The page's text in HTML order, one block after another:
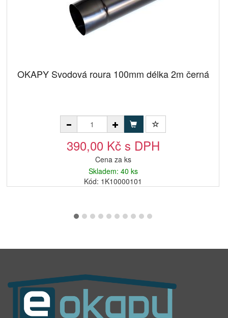
OKAPY Svodová roura 100mm délka 2m černá
390,00 Kč s DPH
Cena za ks
Skladem: 40 ks
Kód: 1K10000101